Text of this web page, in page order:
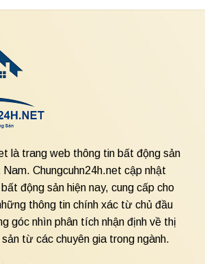
là trang web thông tin bất động sản
Chungcuhn24h.net cập nhật
động sản hiện nay, cung cấp cho
thông tin chính xác từ chủ đầu
góc nhìn phân tích nhận định về thị
từ các chuyên gia trong ngành.